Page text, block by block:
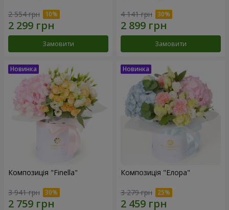
2 554 грн
Замовити
4 141 грн
Замовити
Композиція "Finella"
3 941 грн
Композиція "Елора"
3 279 грн